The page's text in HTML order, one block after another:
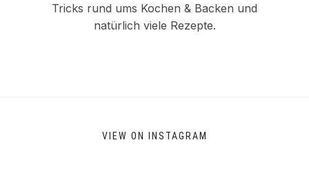
Tricks rund ums Kochen & Backen und
natürlich viele Rezepte.
VIEW ON INSTAGRAM